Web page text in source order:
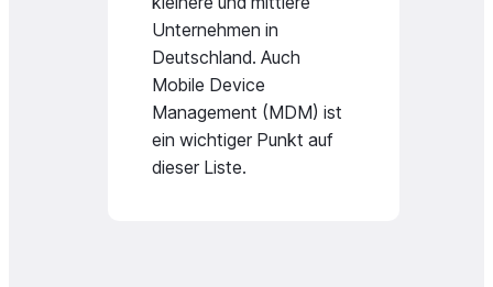
Unternehmen in
Deutschland. Auch
Mobile Device
Management (MDM) ist
ein wichtiger Punkt auf
dieser Liste.